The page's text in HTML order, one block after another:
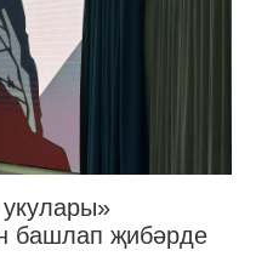
башлап җибәрде